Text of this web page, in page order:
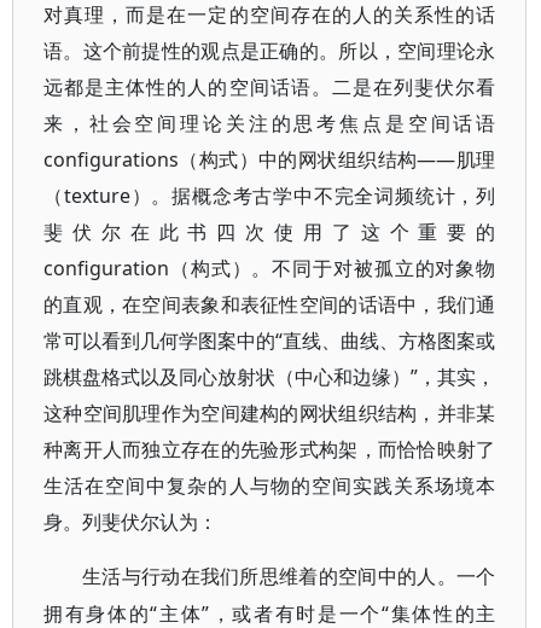
对真理，而是在一定的空间存在的人的关系性的话
语。这个前提性的观点是正确的。所以，空间理论永
远都是主体性的人的空间话语。二是在列斐伏尔看
来，社会空间理论关注的思考焦点是空间话语
configurations（构式）中的网状组织结构——肌理
（texture）。据概念考古学中不完全词频统计，列
斐伏尔在此书四次使用了这个重要的
configuration（构式）。不同于对被孤立的对象物
的直观，在空间表象和表征性空间的话语中，我们通
常可以看到几何学图案中的“直线、曲线、方格图案或
跳棋盘格式以及同心放射状（中心和边缘）”，其实，
这种空间肌理作为空间建构的网状组织结构，并非某
种离开人而独立存在的先验形式构架，而恰恰映射了
生活在空间中复杂的人与物的空间实践关系场境本
身。列斐伏尔认为：
生活与行动在我们所思维着的空间中的人。一个
拥有身体的“主体”，或者有时是一个“集体性的主